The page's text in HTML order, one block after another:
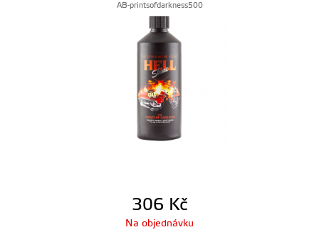
AB-printsofdarkness500
306 Kč
Na objednávku